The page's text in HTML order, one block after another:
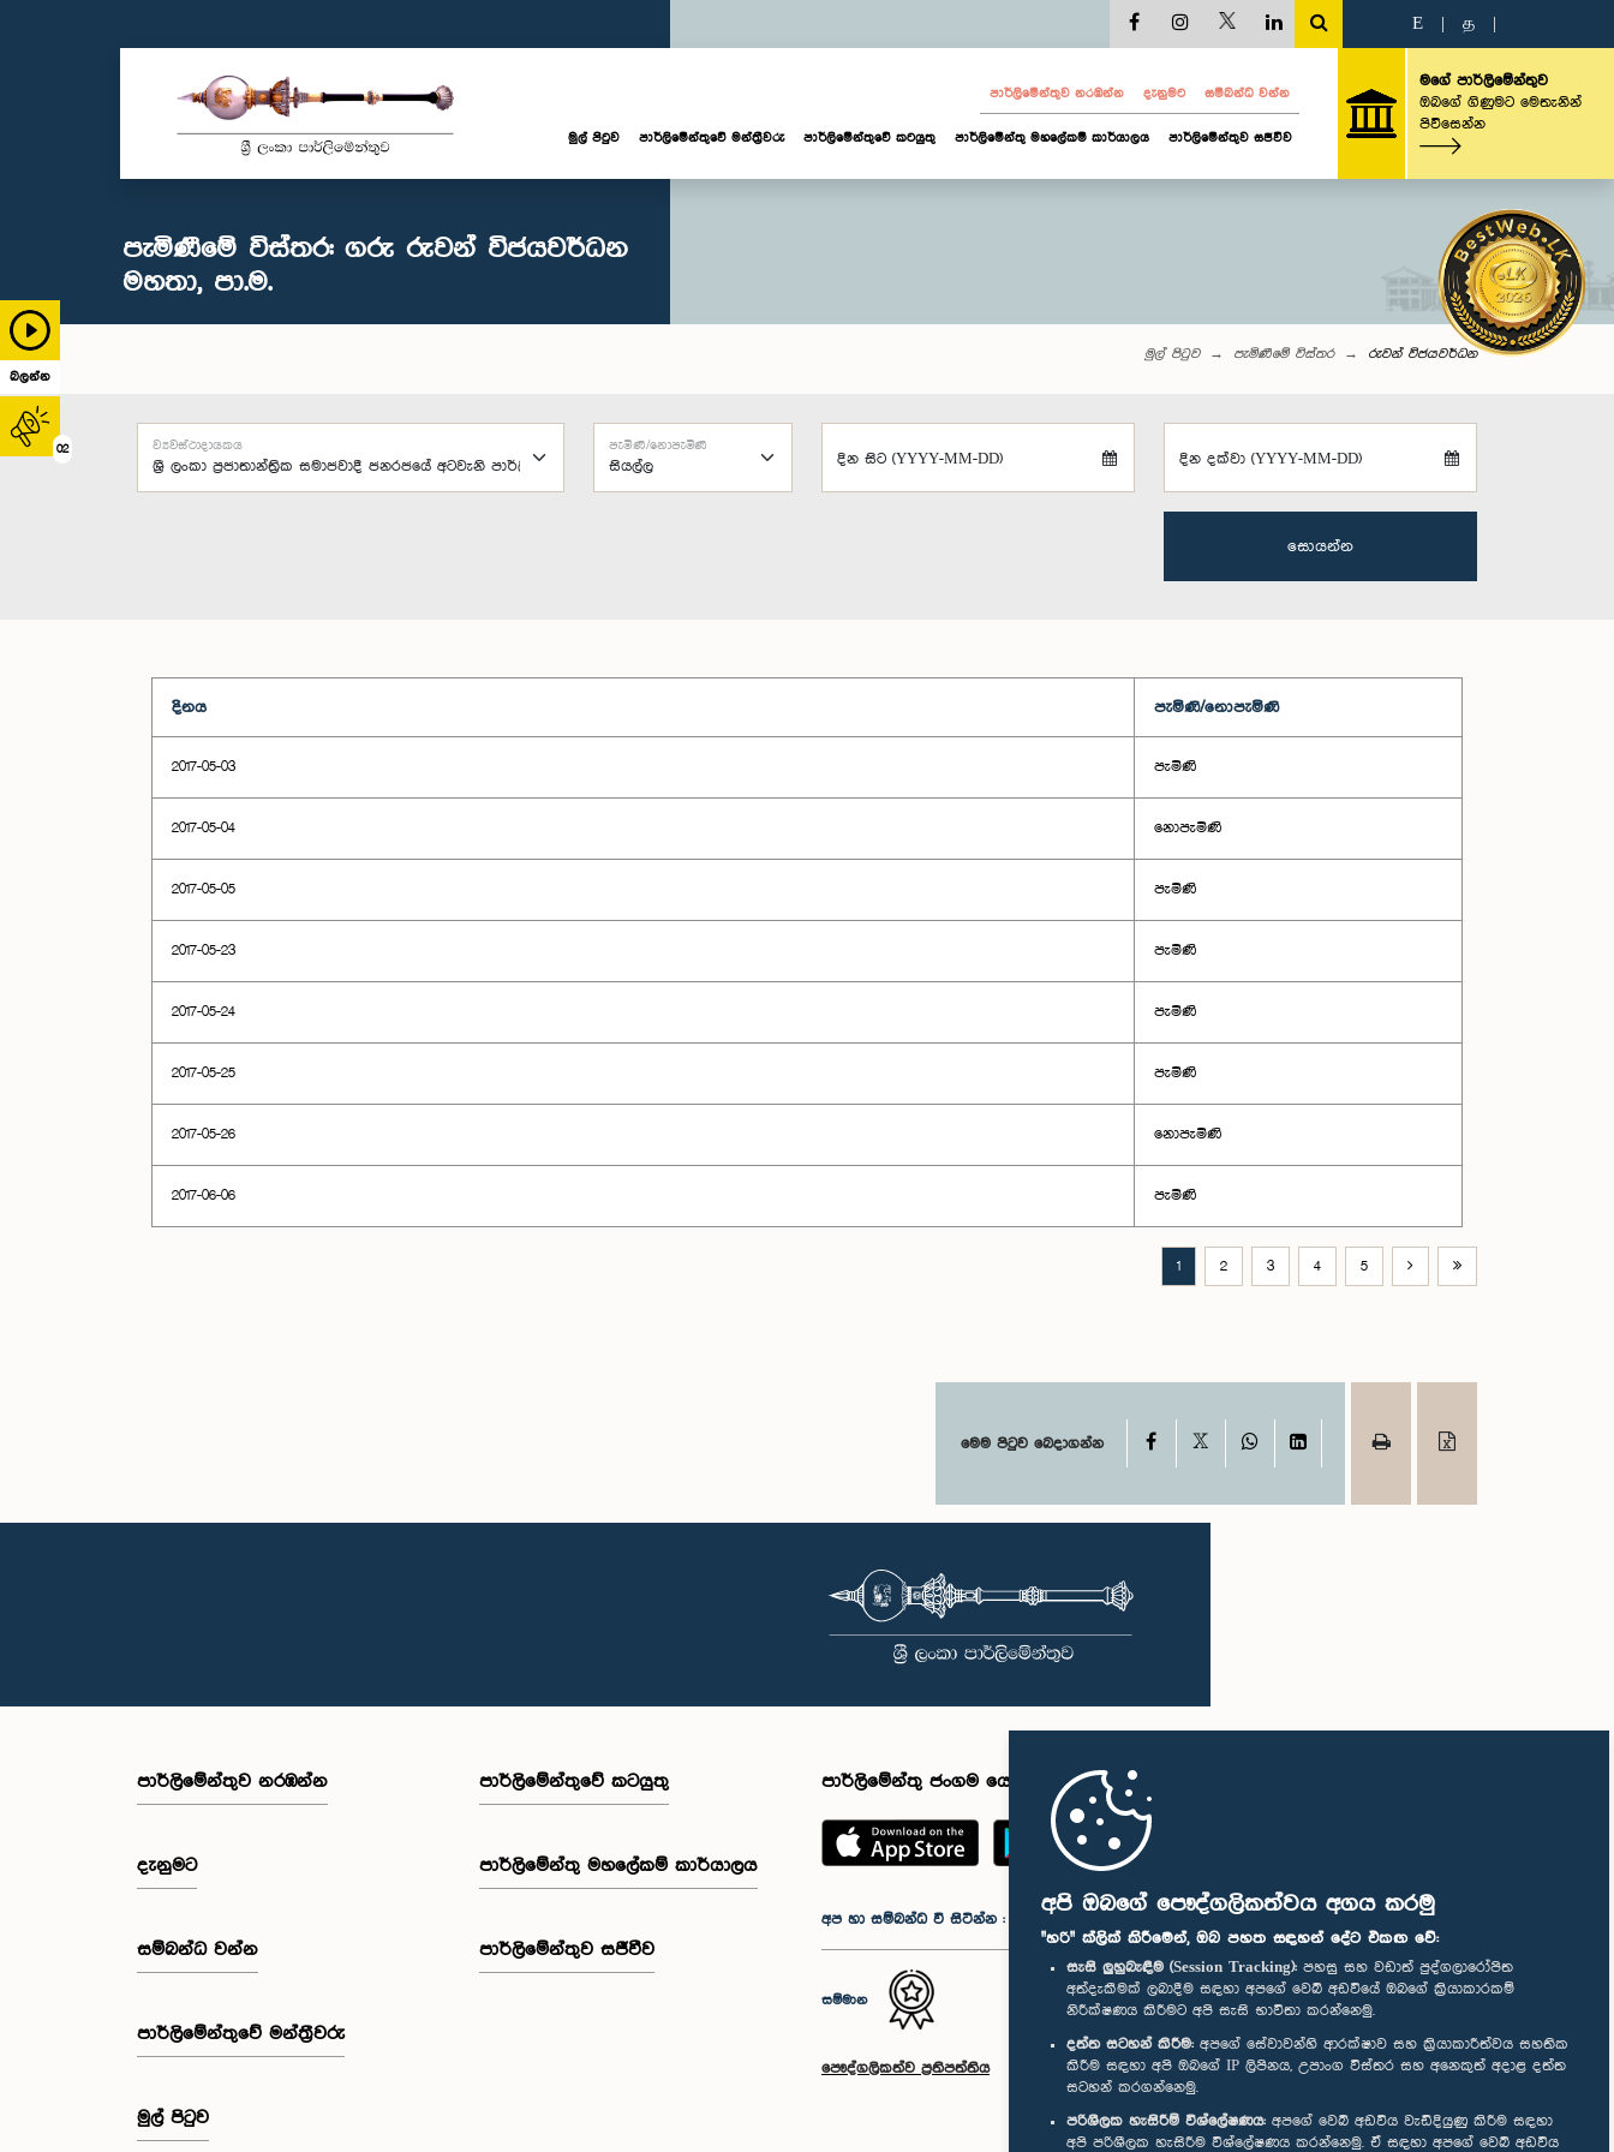
අපි ඔබගේ පෞද්ගලිකත්වය අගය කරමු
"හරි" ක්ලික් කිරීමෙන්, ඔබ පහත සඳහන් දේට එකඟ වේ:
සැසි ලුහුබැඳීම (Session Tracking): පහසු සහ වඩාත් පුද්ගලාරෝපිත
අත්දැකීමක් ලබාදීම සඳහා අපගේ වෙබ් අඩවියේ ඔබගේ ක්‍රියාකාරකම්
නිරීක්ෂණය කිරීමට අපි සැසි භාවිතා කරන්නෙමු.
දත්ත සටහන් කිරීම: අපගේ සේවාවන්හි ආරක්ෂාව සහ ක්‍රියාකාරීත්වය සහතික
කිරීම සඳහා අපි ඔබගේ IP ලිපිනය, උපාංග විස්තර සහ අනෙකුත් අදාළ දත්ත
සටහන් කරගන්නෙමු.
පරිශීලක හැසිරීම් විශ්ලේෂණය: අපගේ වෙබ් අඩවිය වැඩිදියුණු කිරීම සඳහා
අපි පරිශීලක හැසිරීම විශ්ලේෂණය කරන්නෙමු. ඒ සඳහා අපගේ වෙබ් අඩවිය
බලන්න
02
E த
පාර්ලි‌මේන්තුව නරඹන්න දැනුමට සම්බන්ධ වන්න
මුල් පිටුව පාර්ලි‌මේන්තුවේ මන්ත්‍රීවරු පාර්ලිමේන්තුවේ කටයුතු පාර්ලිමේන්තු මහලේකම් කාර්යාලය පාර්ලිමේන්තුව සජීවීව
මගේ පාර්ලිමේන්තුව
ඔබගේ ගිණුමට මෙතැනින්
පිවිසෙන්න
පැමිණීමේ විස්තර: ගරු රුවන් විජයවර්ධන
මහතා, පා.ම.
මුල් පිටුව පැමිණීමේ විස්තර රුවන් විජයවර්ධන
ව්‍යවස්ථාදායකය පැමිණි/නොපැමිණි
දින සිට (YYYY-MM-DD) දින දක්වා (YYYY-MM-DD)
සොයන්න
දිනය පැමිණි/නොපැමිණි
2017-05-03 පැමිණි
2017-05-04 නොපැමිණි
2017-05-05 පැමිණි
2017-05-23 පැමිණි
2017-05-24 පැමිණි
2017-05-25 පැමිණි
2017-05-26 නොපැමිණි
2017-06-06 පැමිණි
1 2 3 4 5
මෙම පිටුව බෙදාගන්න Facebook WhatsAppLinkedIn
පාර්ලි‌මේන්තුව නරඹන්න
දැනුමට
සම්බන්ධ වන්න
පාර්ලි‌මේන්තුවේ මන්ත්‍රීවරු
මුල් පිටුව
පාර්ලිමේන්තුවේ කටයුතු
පාර්ලිමේන්තු මහලේකම් කාර්යාලය
පාර්ලිමේන්තුව සජීවීව
පාර්ලිමේන්තු ජංගම යෙදුම
අප හා සම්බන්ධ වී සිටින්න :
සම්මාන
පෞද්ගලිකත්ව ප්‍රතිපත්තිය